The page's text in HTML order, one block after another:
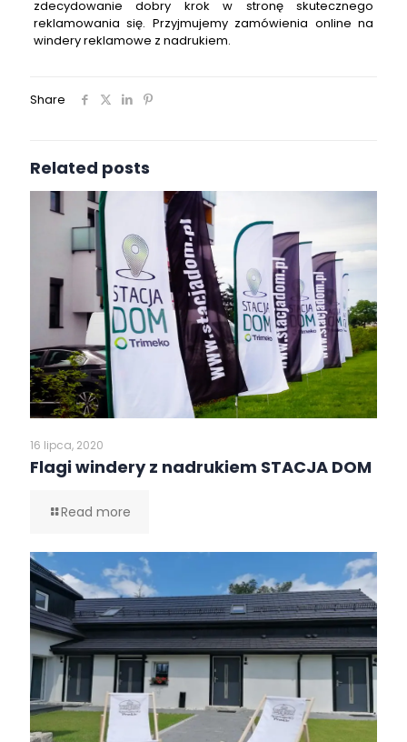
zdecydowanie dobry krok w stronę skutecznego
reklamowania się. Przyjmujemy zamówienia online na
windery reklamowe z nadrukiem.
Share
Related posts
16 lipca, 2020
Flagi windery z nadrukiem STACJA DOM
Read more